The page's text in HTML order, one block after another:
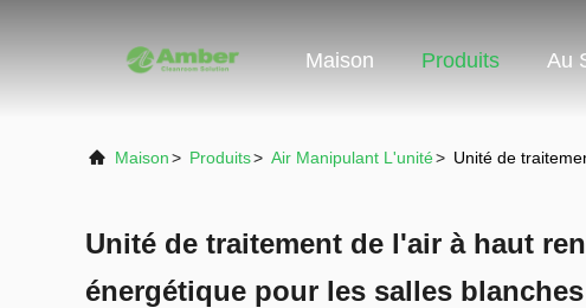
Maison Produits Au
Maison> Produits> Air Manipulant L'unité> Unité de
Unité de traitement de l'air à haut
énergétique pour les salles